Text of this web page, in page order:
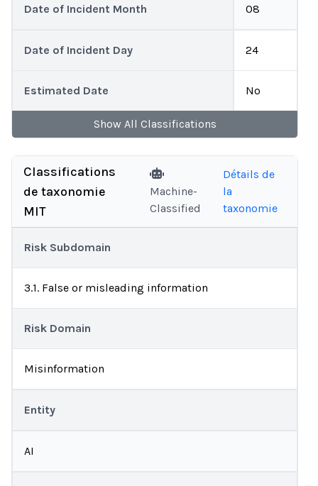
Date of Incident Month 08
Date of Incident Day 24
Estimated Date No
Show All Classifications
Classifications
de taxonomie
MIT
Machine-
Classified
Détails de
la
taxonomie
Risk Subdomain
3.1. False or misleading information
Risk Domain
Misinformation
Entity
AI